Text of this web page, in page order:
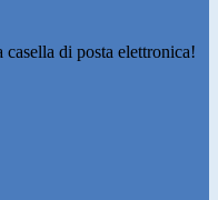
di posta elettronica!